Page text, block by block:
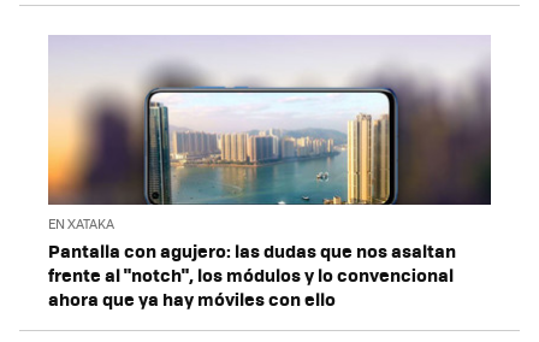
EN XATAKA
Pantalla con agujero: las dudas que nos asaltan
frente al "notch", los módulos y lo convencional
ahora que ya hay móviles con ello